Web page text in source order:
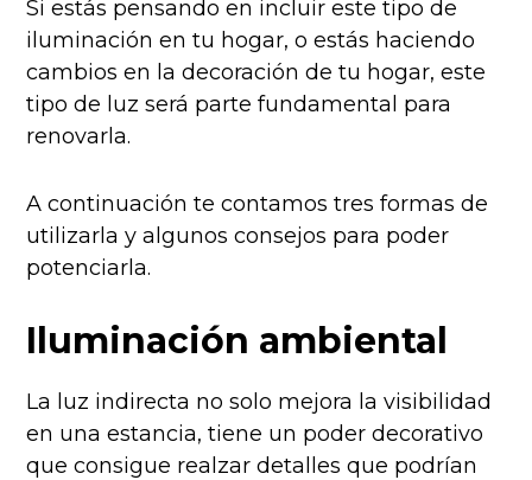
Si estás pensando en incluir este tipo de
iluminación en tu hogar, o estás haciendo
cambios en la decoración de tu hogar, este
tipo de luz será parte fundamental para
renovarla.
A continuación te contamos tres formas de
utilizarla y algunos consejos para poder
potenciarla.
Iluminación ambiental
La luz indirecta no solo mejora la visibilidad
en una estancia, tiene un poder decorativo
que consigue realzar detalles que podrían